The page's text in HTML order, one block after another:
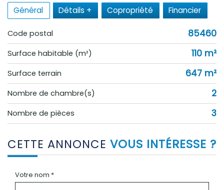
Général Détails + Copropriété Financier
Code postal 85460
Surface habitable (m²) 110 m²
surface terrain 647 m²
Nombre de chambre(s) 2
Nombre de pièces 3
CETTE ANNONCE VOUS INTÉRESSE ?
Votre nom *